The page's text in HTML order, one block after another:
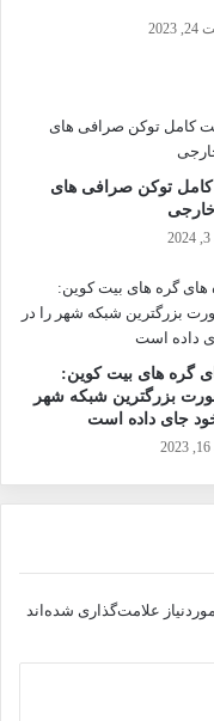
توکن صرافی های
گره های بیت کوین:
بزرگترین شبکه شهر
جای داده است
علامت‌گذاری شده‌اند